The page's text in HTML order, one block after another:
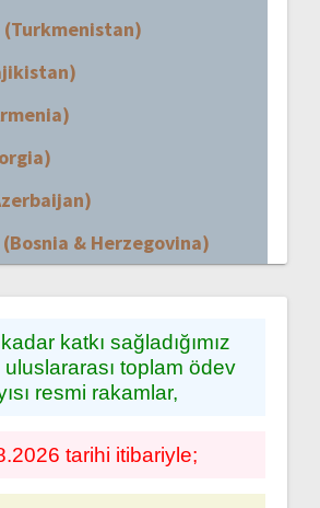
& Herzegovina)
katkı sağladığımız
toplam ödev
resmi rakamlar,
tarihi itibariyle;